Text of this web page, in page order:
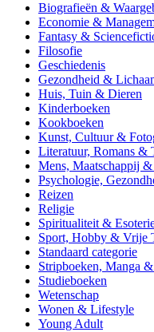
Biografieën &
Economie &
Fantasy &
Filosofie
Geschiedenis
Gezondheid &
Huis, Tuin & Dieren
Kinderboeken
Kookboeken
Kunst, Cultuur &
Literatuur, Romans &
Mens, Maatschappij
Psychologie,
Reizen
Religie
Spiritualiteit &
Sport, Hobby & Vrije
Standaard categorie
Stripboeken, Manga
Studieboeken
Wetenschap
Wonen & Lifestyle
Young Adult